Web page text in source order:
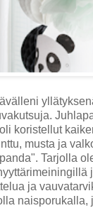
koristellut
musta ja
Tarjolla
ja
naisporukalla,